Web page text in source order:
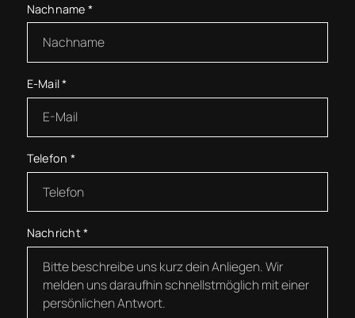
Nachname *
E-Mail*
Telefon *
Nachricht*